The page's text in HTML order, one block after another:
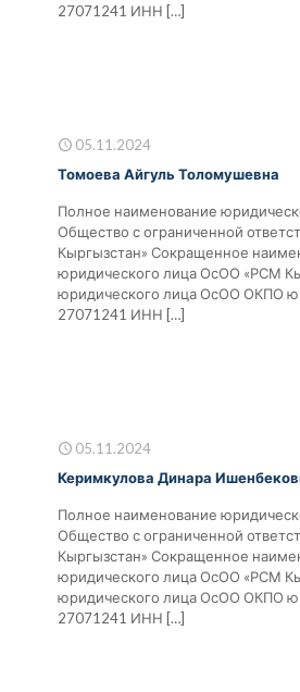
27071241 ИНН […]
05.11.2024
Томоева Айгуль Толомушевна
Полное наименование
Общество с ограниченной
Кыргызстан» Сокращенное
юридического лица ОсОО «РСМ
юридического лица ОсОО ОКПО
27071241 ИНН […]
05.11.2024
Керимкулова Динара
Полное наименование
Общество с ограниченной
Кыргызстан» Сокращенное
юридического лица ОсОО «РСМ
юридического лица ОсОО ОКПО
27071241 ИНН […]